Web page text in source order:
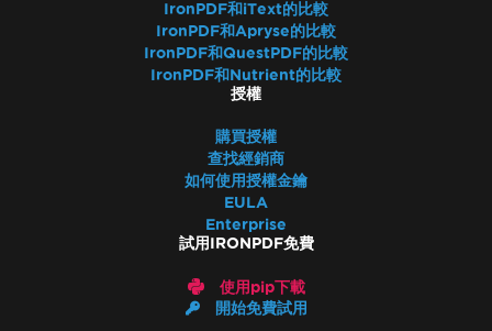
IronPDF和iText的比較
IronPDF和Apryse的比較
IronPDF和QuestPDF的比較
IronPDF和Nutrient的比較
授權
購買授權
查找經銷商
如何使用授權金鑰
EULA
Enterprise
試用IRONPDF免費
使用pip下載
開始免費試用